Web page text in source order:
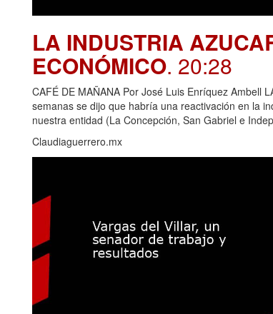
LA INDUSTRIA
ECONÓMICO. 20:28
CAFÉ DE MAÑANA Por José Luis Enríquez Ambell
semanas se dijo que habría una reactivación en la
nuestra entidad (La Concepción, San Gabriel e
Claudiaguerrero.mx